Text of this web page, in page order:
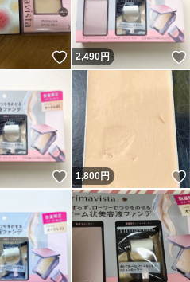
いいね！
2,490円
いいね！
1,800円